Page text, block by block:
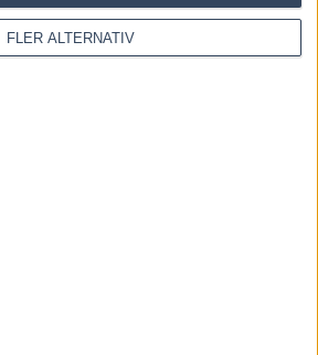
FLER ALTERNATIV
and website in this browser for the